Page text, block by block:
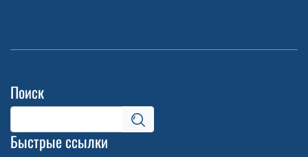
Поиск
Быстрые ссылки